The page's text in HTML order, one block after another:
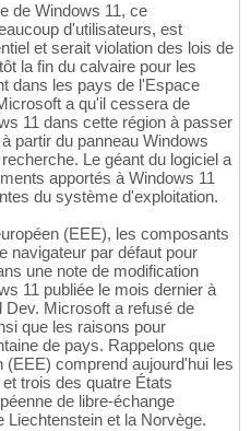
de Windows 11, ce
d'utilisateurs, est
et serait violation des lois de
la fin du calvaire pour les
dans les pays de l'Espace
a qu'il cessera de
11 dans cette région à passer
partir du panneau Windows
Le géant du logiciel a
apportés à Windows 11
du système d'exploitation.
(EEE), les composants
navigateur par défaut pour
une note de modification
11 publiée le mois dernier à
Dev. Microsoft a refusé de
que les raisons pour
de pays. Rappelons que
comprend aujourd'hui les
trois des quatre États
de libre-échange
Liechtenstein et la Norvège.